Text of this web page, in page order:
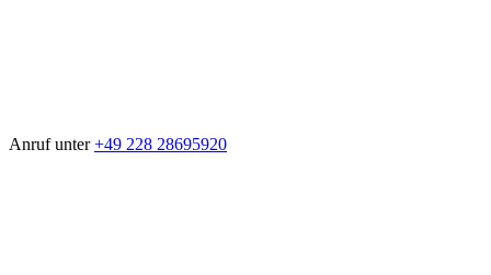
Anruf unter +49 228 28695920